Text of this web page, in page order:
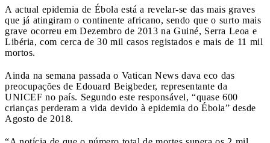
A actual epidemia de Ébola está a revelar-se das mais graves
que já atingiram o continente africano, sendo que o surto mais
grave ocorreu em Dezembro de 2013 na Guiné, Serra Leoa e
Libéria, com cerca de 30 mil casos registados e mais de 11 mil
mortos.
Ainda na semana passada o Vatican News dava eco das
preocupações de Edouard Beigbeder, representante da
UNICEF no país. Segundo este responsável, “quase 600
crianças perderam a vida devido à epidemia do Ébola” desde
Agosto de 2018.